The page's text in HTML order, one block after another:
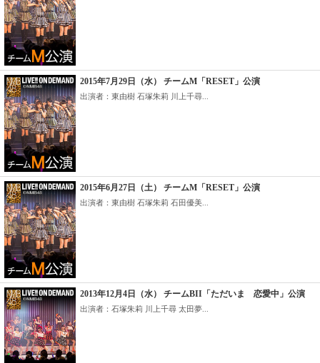
2015年7月29日（水） チームM「RESET」公演
出演者：東由樹 石塚朱莉 川上千尋...
2015年6月27日（土） チームM「RESET」公演
出演者：東由樹 石塚朱莉 石田優美...
2013年12月4日（水） チームBII「ただいま 恋愛中」公演
出演者：石塚朱莉 川上千尋 太田夢...